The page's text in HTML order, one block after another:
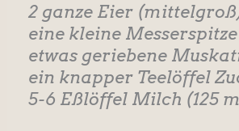
2 ganze Eier
eine kleine Messerspitze
etwas geriebene
ein knapper Teelöffel
5-6 Eßlöffel Milch (125